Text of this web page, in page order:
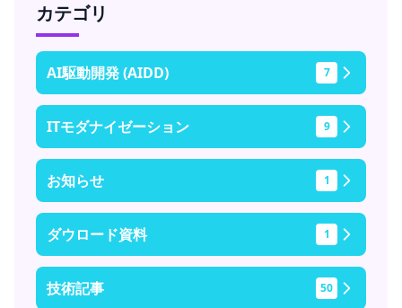
カテゴリ
AI駆動開発 (AIDD) 7
ITモダナイゼーション 9
お知らせ 1
ダウロード資料 1
技術記事 50